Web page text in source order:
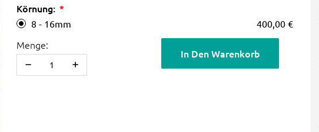
Körnung:
8 - 16mm 400,00 €
Menge:
In Den Warenkorb